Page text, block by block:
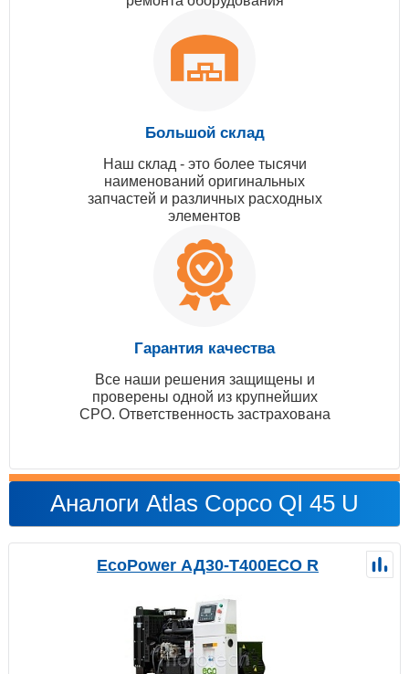
Большой склад
Наш склад - это более тысячи
наименований оригинальных
запчастей и различных расходных
элементов
Гарантия качества
Все наши решения защищены и
проверены одной из крупнейших
СРО. Ответственность застрахована
Аналоги Atlas Copco QI 45 U
EcoPower АД30-T400ECO R